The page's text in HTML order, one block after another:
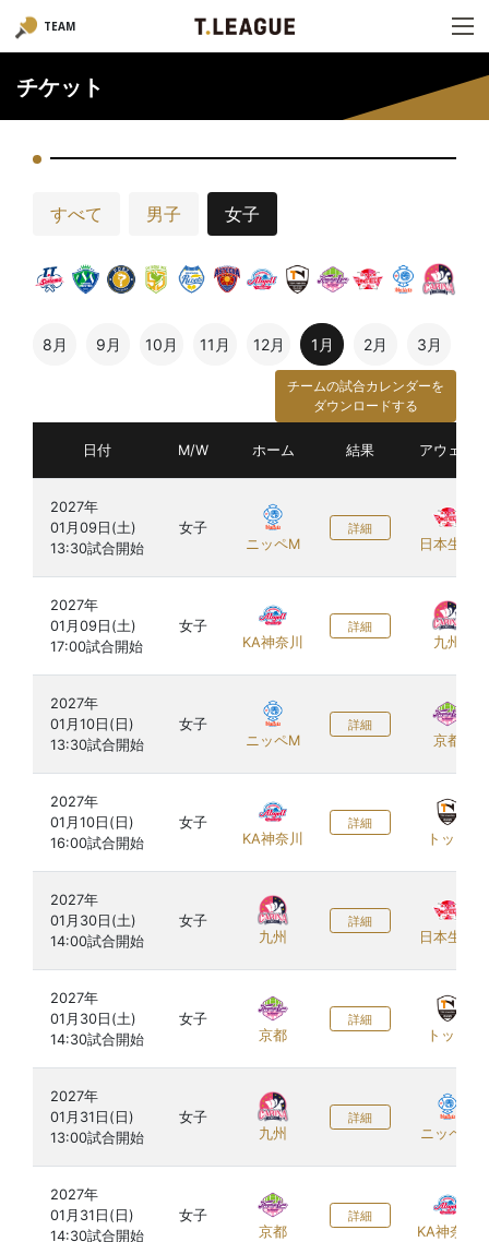
TEAM
チケット
すべて 男子 女子
8月 9月 10月 11月 12月 1月 2月 3月
チームの試合カレンダーを
ダウンロードする
日付 M/W ホーム 結果 アウェイ
2027年
01月09日(土)
女子
ニッペM
詳細
日本生命
2027年
01月09日(土)
女子
KA神奈川
詳細
九州
2027年
01月10日(日)
女子
ニッペM
詳細
京都
2027年
01月10日(日)
女子
KA神奈川
詳細
トップ
2027年
01月30日(土)
女子
九州
詳細
日本生命
2027年
01月30日(土)
女子
京都
詳細
トップ
2027年
01月31日(日)
女子
九州
詳細
ニッペM
2027年
01月31日(日)
女子
京都
詳細
KA神奈川